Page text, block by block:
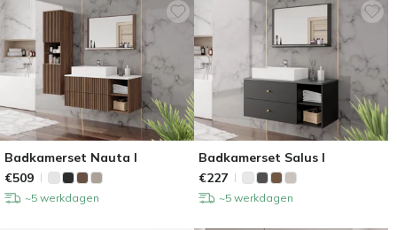
Badkamerset Nauta I
€509
~5 werkdagen
Badkamerset Salus I
€227
~5 werkdagen